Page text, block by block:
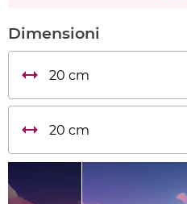
Dimensioni